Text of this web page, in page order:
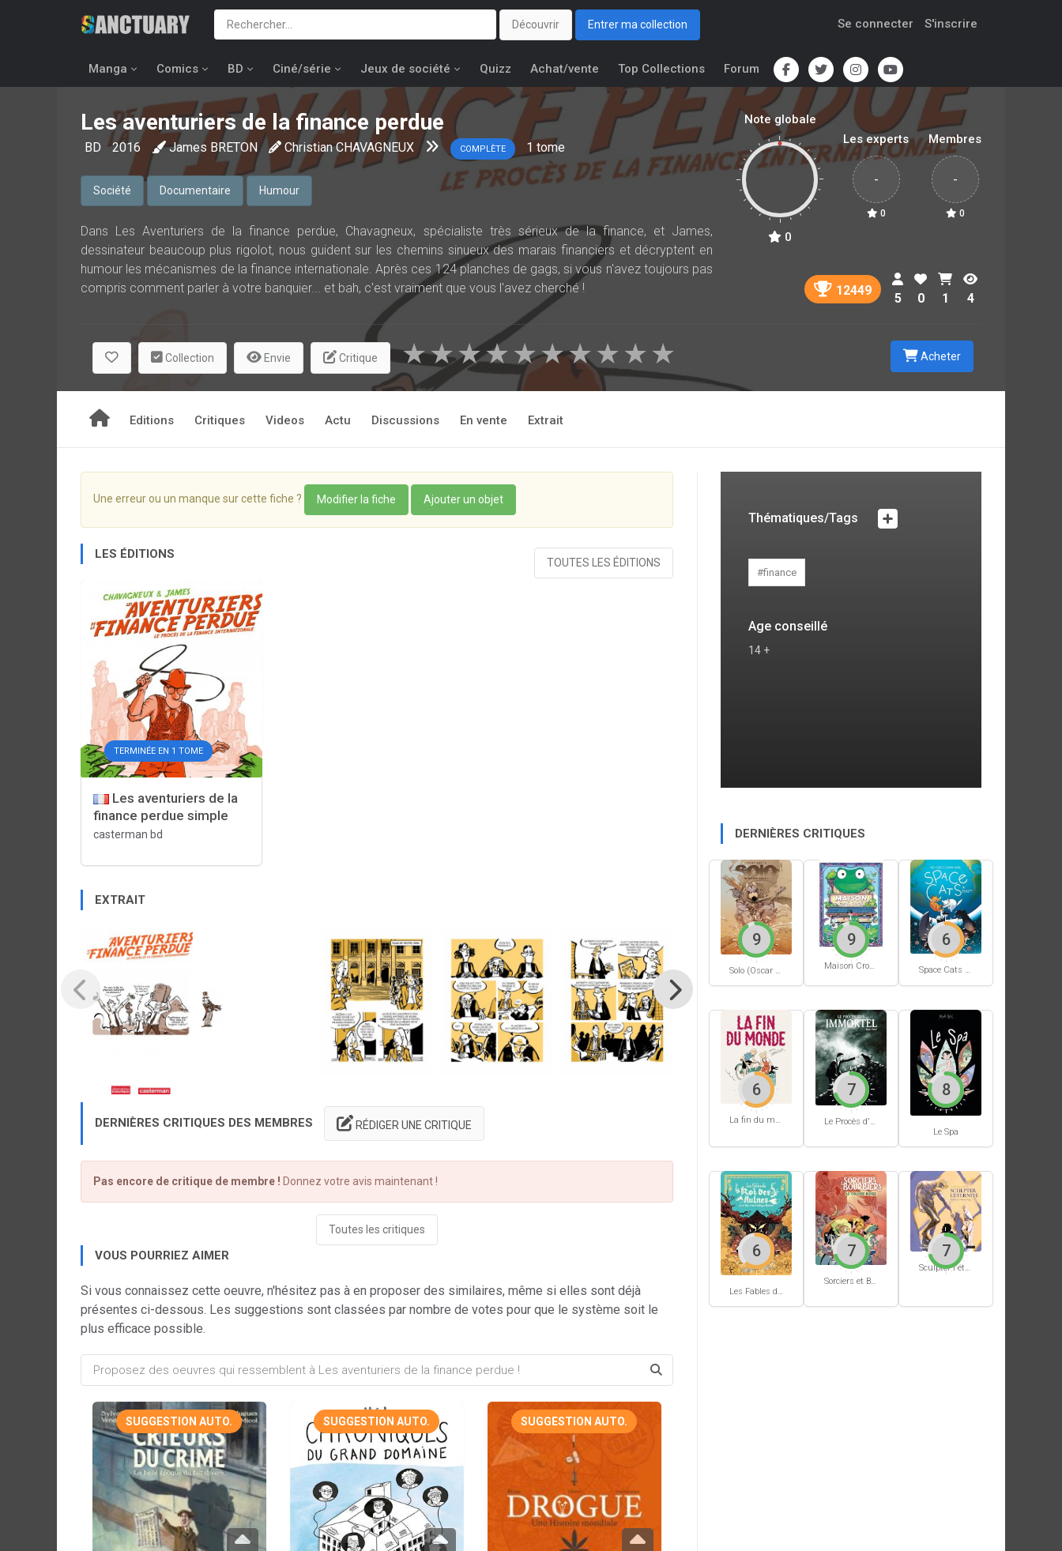
Découvrir Entrer ma collection Se connecter S'inscrire
Manga Comics BD Ciné/série Jeux de société Quizz Achat/vente Top Collections Forum
Les aventuriers de la finance perdue
BD 2016 James BRETON Christian CHAVAGNEUX COMPLÈTE 1 tome
Société Documentaire Humour
Dans Les Aventuriers de la finance perdue, Chavagneux, spécialiste très sérieux de la finance, et James,
dessinateur beaucoup plus rigolot, nous guident sur les chemins sinueux des marais financiers et décryptent en
humour les mécanismes de la finance internationale. Après ces 124 planches de gags, si vous n'avez toujours pas
compris comment parler à votre banquier... et bah, c'est vraiment que vous l'avez cherché !
Note globale
0
Les experts
-
0
Membres
-
0
12449
5 0 1 4
Collection Envie Critique ★
★
★
★
★
★
★
★
★
★ Acheter
Editions Critiques Videos Actu Discussions En vente Extrait
Une erreur ou un manque sur cette fiche ? Modifier la fiche Ajouter un objet
LES ÉDITIONS
TOUTES LES ÉDITIONS
TERMINÉE EN 1 TOME
Les aventuriers de la
finance perdue simple
casterman bd
EXTRAIT
DERNIÈRES CRITIQUES DES MEMBRES RÉDIGER UNE CRITIQUE
Pas encore de critique de membre ! Donnez votre avis maintenant !
Toutes les critiques
VOUS POURRIEZ AIMER
Si vous connaissez cette oeuvre, n'hésitez pas à en proposer des similaires, même si elles sont déjà
présentes ci-dessous. Les suggestions sont classées par nombre de votes pour que le système soit le
plus efficace possible.
SUGGESTION AUTO. SUGGESTION AUTO. SUGGESTION AUTO.
Thématiques/Tags
#finance
Age conseillé
14 +
DERNIÈRES CRITIQUES
Solo (Oscar Martin) #1
9
Maison Croâ Croâ
9
Space Cats #1
6
La fin du monde (Stanislas)
6 7
Le Spa
8
Les Fables du Roi des Aulnes
6
Sorciers et Bourbiers #1
7
Sculpter l'éternité
7